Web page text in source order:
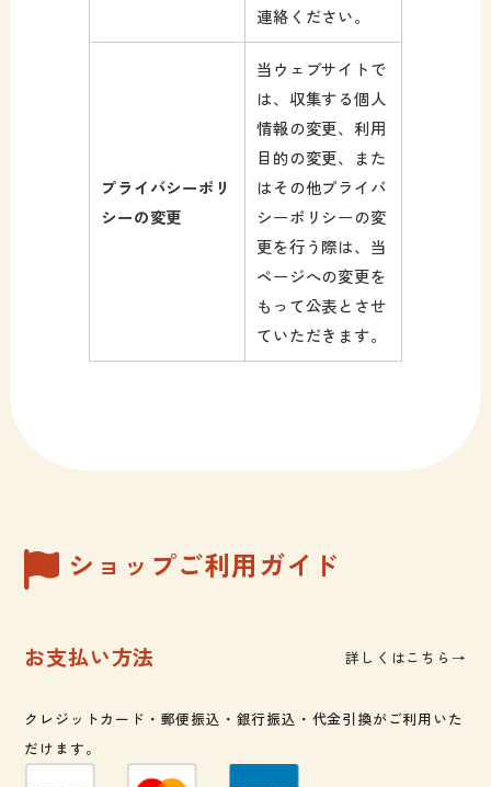
連絡ください。
プライバシーポリ
シーの変更
当ウェブサイトで
は、収集する個人
情報の変更、利用
目的の変更、また
はその他プライバ
シーポリシーの変
更を行う際は、当
ページへの変更を
もって公表とさせ
ていただきます。
ショップご利用ガイド
お支払い方法 詳しくはこちら→
クレジットカード・郵便振込・銀行振込・代金引換がご利用いた
だけます。